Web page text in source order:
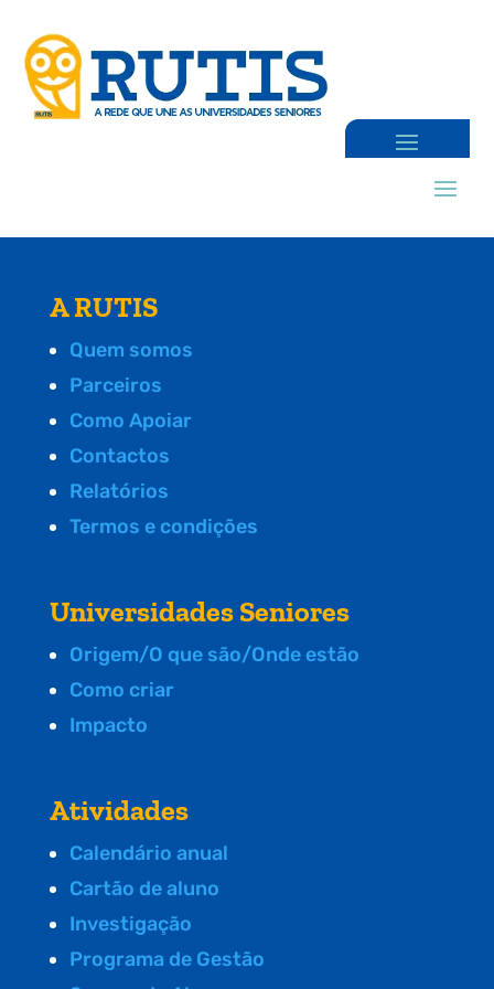
A RUTIS
Quem somos
Parceiros
Como Apoiar
Contactos
Relatórios
Termos e condições
Universidades Seniores
Origem/O que são/Onde estão
Como criar
Impacto
Atividades
Calendário anual
Cartão de aluno
Investigação
Programa de Gestão